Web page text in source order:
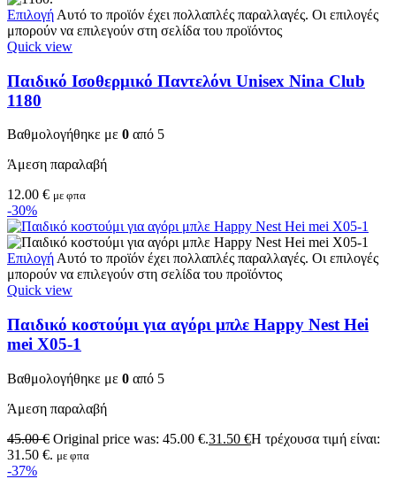
Επιλογή Αυτό το προϊόν έχει πολλαπλές παραλλαγές. Οι επιλογές
μπορούν να επιλεγούν στη σελίδα του προϊόντος
Quick view
Παιδικό Ισοθερμικό Παντελόνι Unisex Nina Club
1180
Βαθμολογήθηκε με 0 από 5
Άμεση παραλαβή
12.00 € με φπα
-30%
ΕπιλογήΑυτό το προϊόν έχει πολλαπλές παραλλαγές. Οι επιλογές
μπορούν να επιλεγούν στη σελίδα του προϊόντος
Quick view
Παιδικό κοστούμι για αγόρι μπλε Happy Nest Hei
mei X05-1
Βαθμολογήθηκε με 0 από 5
Άμεση παραλαβή
45.00€ Original price was: 45.00 €.31.50 €Η τρέχουσα τιμή είναι:
31.50 €. με φπα
-37%